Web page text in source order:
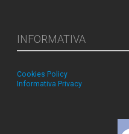
INFORMATIVA
Cookies Policy
Informativa Privacy